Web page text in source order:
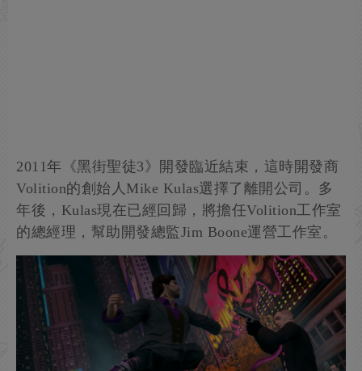
2011年《黑街聖徒3》開發臨近結束，這時開發商
Volition的創始人Mike Kulas選擇了離開公司。多
年後，Kulas現在已經回歸，將擔任Volition工作室
的總經理，幫助開發總監Jim Boone運營工作室。